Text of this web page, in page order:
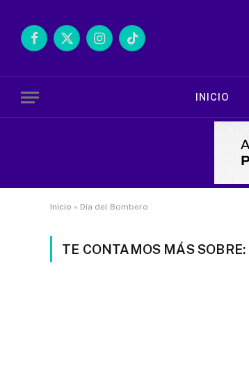
Facebook
X
InstagramTikTok
INICIO
Inicio » Día del Bombero
TE CONTAMOS MÁS SOBRE: